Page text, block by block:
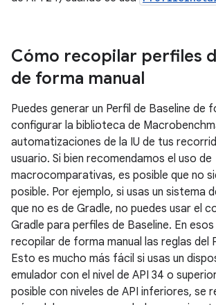
Cómo recopilar perfiles
de forma manual
Puedes generar un Perfil de Baseline de
configurar la biblioteca de
automatizaciones de la IU de tus
usuario. Si bien recomendamos el uso de
macrocomparativas, es posible que no
posible. Por ejemplo, si usas un sistema
que no es de Gradle, no puedes usar el
Gradle para perfiles de Baseline. En
recopilar de forma manual las reglas del
Esto es mucho más fácil si usas un
emulador con el nivel de API 34 o
posible con niveles de API inferiores, se